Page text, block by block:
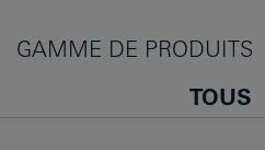
GAMME DE PRODUITS
TOUS